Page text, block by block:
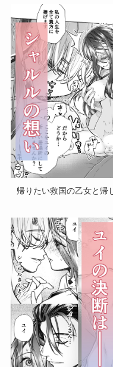
帰りたい救国の乙女と帰